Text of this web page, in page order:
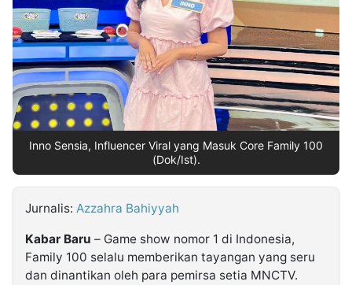
Insight
NTB
Suara
Time
Lens
IDN
Daily
Jogja
Jalan
Rakyat
Idealita
News
Kita
Notice
Dinamikapost.com
Radar
Baru
Seedbacklink
Follow
Kabarbaru
Inno Sensia, Influencer Viral yang Masuk Core Family 100
(Dok/Ist).
Jurnalis: Azzahra Bahiyyah
Kabar Baru – Game show nomor 1 di Indonesia,
Family 100 selalu memberikan tayangan yang seru
dan dinantikan oleh para pemirsa setia MNCTV.